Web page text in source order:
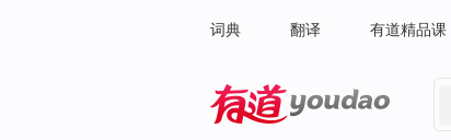
词典 翻译 有道精品课